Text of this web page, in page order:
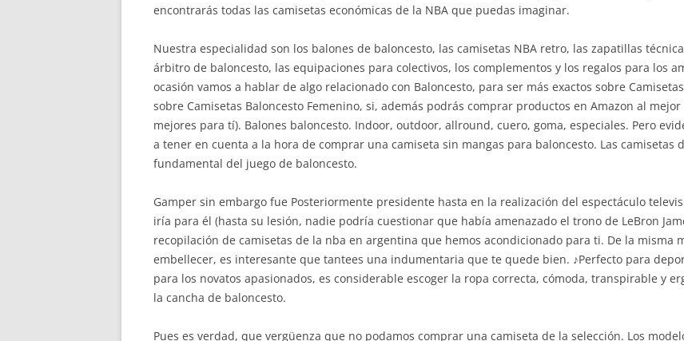
encontrarás todas las camisetas económicas de la NBA que puedas imaginar.
Nuestra especialidad son los balones de baloncesto, las camisetas NBA retro, las zapatillas
árbitro de baloncesto, las equipaciones para colectivos, los complementos y los regalos para los
ocasión vamos a hablar de algo relacionado con Baloncesto, para ser más exactos sobre
sobre Camisetas Baloncesto Femenino, si, además podrás comprar productos en Amazon al
mejores para tí). Balones baloncesto. Indoor, outdoor, allround, cuero, goma, especiales. Pero
a tener en cuenta a la hora de comprar una camiseta sin mangas para baloncesto. Las camisetas
fundamental del juego de baloncesto.
Gamper sin embargo fue Posteriormente presidente hasta en la realización del espectáculo
iría para él (hasta su lesión, nadie podría cuestionar que había amenazado el trono de LeBron
recopilación de camisetas de la nba en argentina que hemos acondicionado para ti. De la misma
embellecer, es interesante que tantees una indumentaria que te quede bien. ♪Perfecto para
para los novatos apasionados, es considerable escoger la ropa correcta, cómoda, transpirable y
la cancha de baloncesto.
Pues es verdad, que vergüenza que no podamos comprar una camiseta de la selección. Los